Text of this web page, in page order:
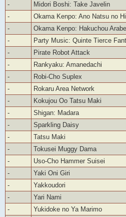
-
Midori Boshi: Take Javelin
-
Okama Kenpo: Ano Natsu no
-
Okama Kenpo: Hakuchou
-
Party Music: Quinte Tierce
-
Pirate Robot Attack
-
Rankyaku: Amanedachi
-
Robi-Cho Suplex
-
Rokaru Area Network
-
Kokujou Oo Tatsu Maki
-
Shigan: Madara
-
Sparkling Daisy
-
Tatsu Maki
-
Tokusei Muggy Dama
-
Uso-Cho Hammer Suisei
-
Yaki Oni Giri
-
Yakkoudori
-
Yari Nami
-
Yukidoke no Ya Marimo